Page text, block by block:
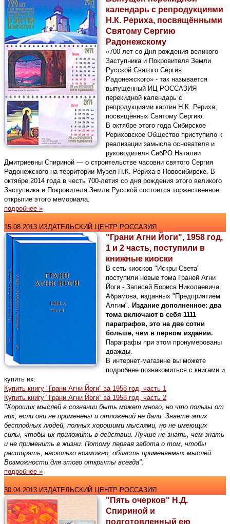
календарь с репродукциями
Н.К. Рериха, посвящёнными
Святому Сергию
Радонежскому
«700 лет со Дня рождения великого
Заступника и Покровителя Земли
Русской Святого Сергия
Радонежского» - так называется
выпущенный ИЦ РОССАЗИЯ
перекидной календарь с
репродукциями картин Н.К. Рериха,
посвящённых Святому Сергию.
В октябре этого года Сибирское
Рериховское Общество приступило к
реализации замысла основателя и
руководителя СибРО Наталии
Дмитриевны Спириной — о строительстве часовни святого Сергия
Радонежского на территории Музея Н.К. Рериха в Новосибирске. В
октябре 2014 года в честь 700-летия со дня рождения этого великого
Заступника и Покровителя Земли Русской состоится торжественное
открытие этого мемориала.
подробнее »
15.08.2013 ИЗДАТЕЛЬСКИЙ ЦЕНТР РОССАЗИЯ
"Грани Агни Йоги", 1958 год,
1 и 2 часть, поступили в
книжные киоски
В сеть киосков "Искры Света"
поступили новые тома Граней Агни
Йоги - Записей Бориса Николаевича
Абрамова, изданных "Предприятием
Алгим". Издание дополненное: два
тома включают в себя 1111
параграфов, это на две сотни
больше, чем в первом издании.
Параграфы при этом пронумерованы
дважды.
В интернет-магазине вы можете
подробнее познакомиться с книгами и
купить их:
Купить книгу "Грани Агни Йоги" за 1958 год, часть 1
Купить книгу "Грани Агни Йоги" за 1958 год, часть 2
"Хороших мыслей в сознании быть может много, но что пользы от
них, если они не применены и отложений не дали. Знаете этих
бесплодных людей, полных хорошими мыслями, но не имеющих
силы, чтобы их приложить в действии. Лучше не знать, чем знать
и не применить в жизни. Потому первая забота о том, чтобы
расширять, насколько возможно, область применяемых мыслей.
Возможности для этого открыты всегда".
подробнее »
30.04.2013 ИЗДАТЕЛЬСКИЙ ЦЕНТР РОССАЗИЯ
"Пять очерков" Н.Д.
Спириной и
подготовленный ею